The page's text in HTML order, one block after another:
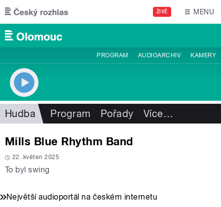
Přejít k hlavnímu obsahu
ŽIVĚ MENU
PROGRAM AUDIOARCHIV KAMERY
Hudba Program Pořady Více…
Mills Blue Rhythm Band
22. květen 2025
To byl swing
Největší audioportál na českém internetu